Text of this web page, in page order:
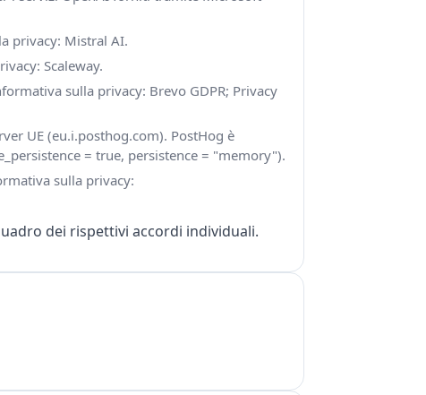
privacy: Mistral AI.
Scaleway.
sulla privacy: Brevo GDPR; Privacy
UE (eu.i.posthog.com). PostHog è
= true, persistence = "memory").
sulla privacy:
dei rispettivi accordi individuali.